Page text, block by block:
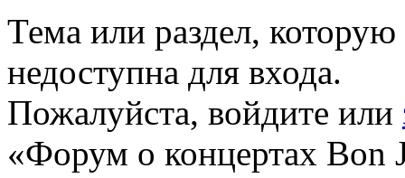
Тема или раздел,
недоступна для входа.
Пожалуйста, войдите или
«Форум о концертах Bon